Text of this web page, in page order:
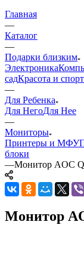
Главная
—
Каталог
—
Подарки близким
Электроника
садКрасота и спорт
—
Для Ребенка
Для НегоДля Нее
—
Мониторы
Принтеры и МФУ
блоки
—Монитор AOC
Монитор